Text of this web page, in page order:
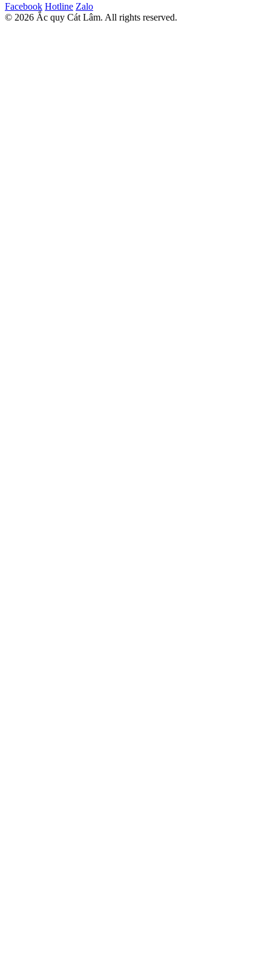
Facebook Hotline Zalo
© 2026 Ắc quy Cát Lâm. All rights reserved.